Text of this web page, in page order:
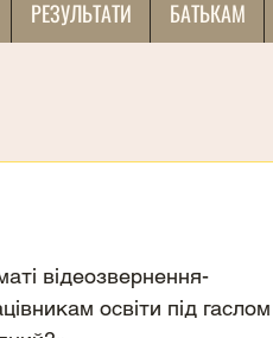
РЕЗУЛЬТАТИ БАТЬКАМ
відеозвернення-
освіти під гаслом